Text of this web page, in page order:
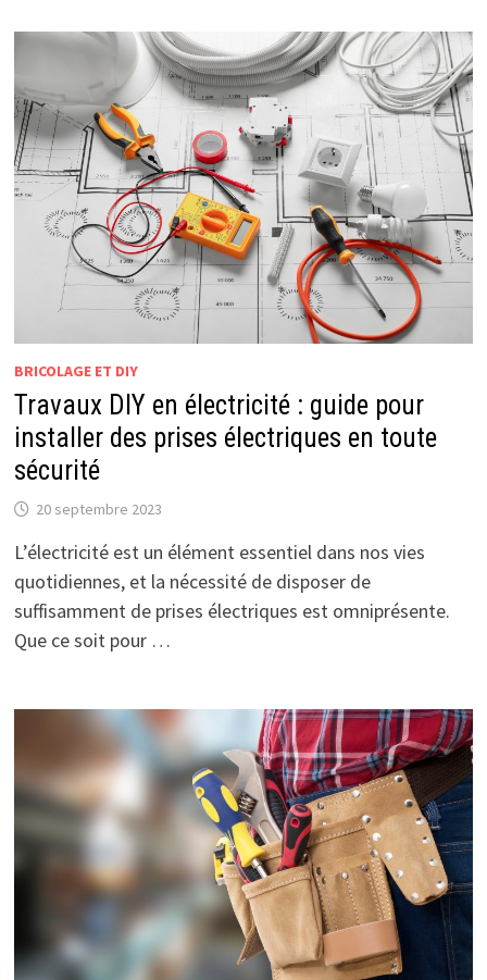
BRICOLAGE ET DIY
Travaux DIY en électricité : guide pour
installer des prises électriques en toute
sécurité
20 septembre 2023
L’électricité est un élément essentiel dans nos vies
quotidiennes, et la nécessité de disposer de
suffisamment de prises électriques est omniprésente.
Que ce soit pour …